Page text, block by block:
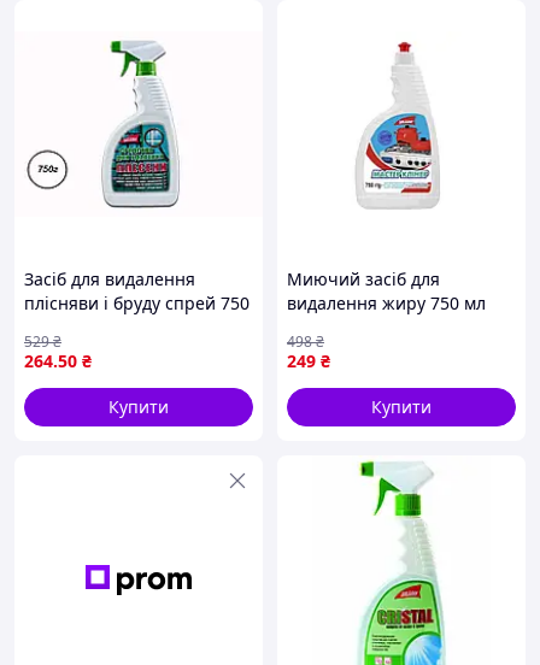
Засіб для видалення
плісняви і бруду спрей 750
кахлю та плитки
264.50 ₴
529₴
Купити
Миючий засіб для
видалення жиру 750 мл
емалі нержавіючій сталі
пластиків
249 ₴
498₴
Купити